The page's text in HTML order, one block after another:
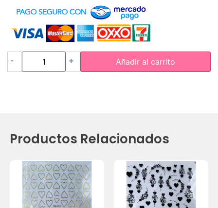
- + Añadir al carrito
Productos Relacionados